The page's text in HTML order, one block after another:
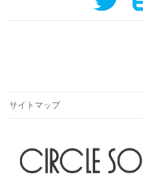
サイトマップ